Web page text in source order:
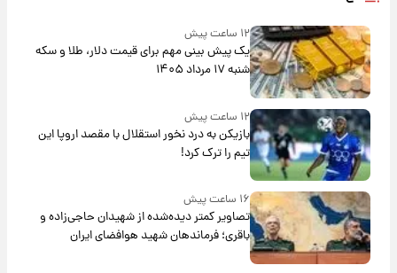
۱۲ ساعت پیش
یک پیش ‌بینی مهم برای قیمت دلار، طلا و سکه
شنبه ۱۷ مرداد ۱۴۰۵
۱۲ ساعت پیش
بازیکن به درد نخور استقلال با مقصد اروپا این
تیم را ترک کرد!
۱۶ ساعت پیش
تصاویر کمتر دیده‌شده از شهیدان حاجی‌زاده و
باقری؛ فرماندهان شهید هوافضای ایران